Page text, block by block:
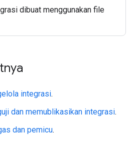
dibuat menggunakan file
integrasi.
dan memublikasikan integrasi.
dan pemicu.